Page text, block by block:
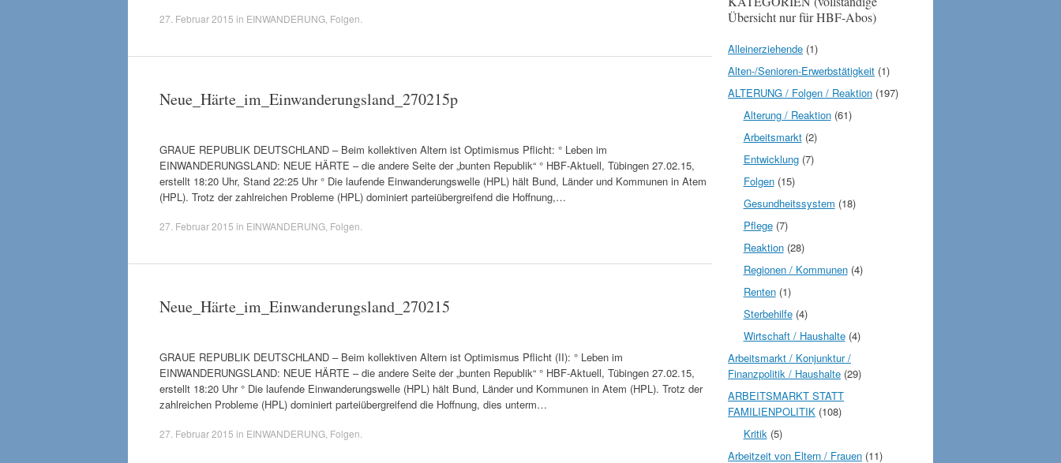
27. Februar 2015 in EINWANDERUNG Folgen
Neue_Härte_im_Einwanderungsland_270215p
GRAUE REPUBLIK DEUTSCHLAND – Beim kollektiven Altern ist Optimismus Pflicht: ° Leben im
EINWANDERUNGSLAND: NEUE HÄRTE – die andere Seite der „bunten Republik“ ° HBF-Aktuell, Tübingen 27.02.15,
erstellt 18:20 Uhr, Stand 22:25 Uhr ° Die laufende Einwanderungswelle (HPL) hält Bund, Länder und Kommunen in Atem
(HPL). Trotz der zahlreichen Probleme (HPL) dominiert parteiübergreifend die Hoffnung,…
27. Februar 2015 in EINWANDERUNG Folgen
Neue_Härte_im_Einwanderungsland_270215
GRAUE REPUBLIK DEUTSCHLAND – Beim kollektiven Altern ist Optimismus Pflicht (II): ° Leben im
EINWANDERUNGSLAND: NEUE HÄRTE – die andere Seite der „bunten Republik“ ° HBF-Aktuell, Tübingen 27.02.15,
erstellt 18:20 Uhr ° Die laufende Einwanderungswelle (HPL) hält Bund, Länder und Kommunen in Atem (HPL). Trotz der
zahlreichen Probleme (HPL) dominiert parteiübergreifend die Hoffnung, dies unterm…
27. Februar 2015 in EINWANDERUNG Folgen
Übersicht nur für HBF-Abos)
Alleinerziehende (1)
Alten-/Senioren-Erwerbstätigkeit (1)
ALTERUNG / Folgen / Reaktion (197)
Alterung / Reaktion(61)
Arbeitsmarkt(2)
Entwicklung(7)
Folgen(15)
Gesundheitssystem (18)
Pflege(7)
Reaktion(28)
Regionen / Kommunen(4)
Renten(1)
Sterbehilfe(4)
Wirtschaft / Haushalte(4)
Arbeitsmarkt / Konjunktur /
Finanzpolitik / Haushalte (29)
ARBEITSMARKT STATT
FAMILIENPOLITIK (108)
Kritik(5)
Arbeitzeit von Eltern / Frauen (11)